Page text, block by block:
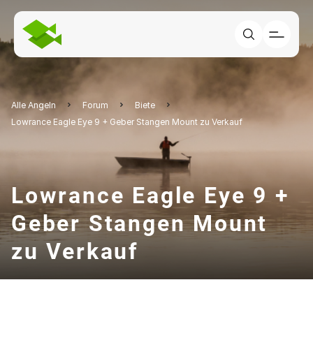
Alle Angeln Forum
Biete
Lowrance Eagle Eye 9 + Geber Stangen Mount zu Verkauf
Lowrance Eagle Eye 9 +
Geber Stangen Mount
zu Verkauf